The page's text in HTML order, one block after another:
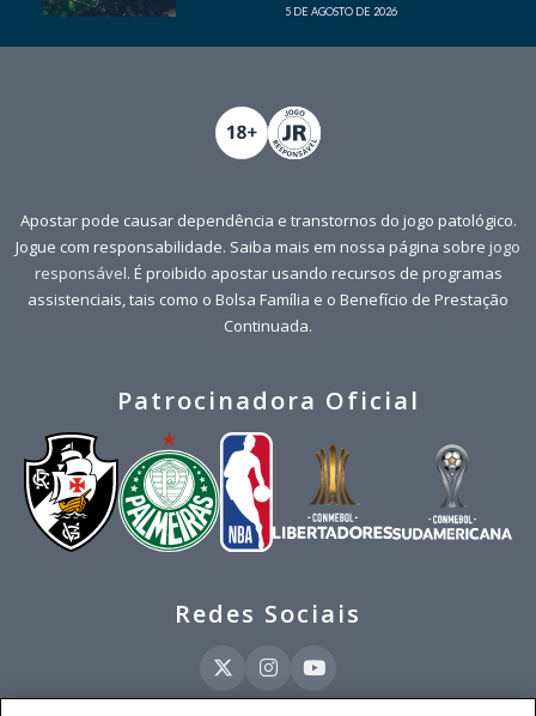
5 DE AGOSTO DE 2026
Apostar pode causar dependência e transtornos do jogo patológico.
Jogue com responsabilidade. Saiba mais em nossa página sobre jogo
responsável. É proibido apostar usando recursos de programas
assistenciais, tais como o Bolsa Família e o Benefício de Prestação
Continuada.
Patrocinadora Oficial
Redes Sociais